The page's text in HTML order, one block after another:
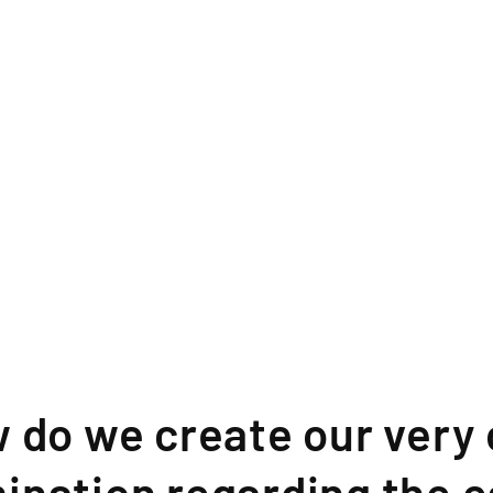
do we create our very